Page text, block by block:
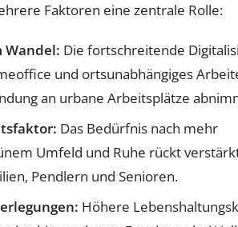
Faktoren eine zentrale Rolle:
Die fortschreitende
und ortsunabhängiges
an urbane Arbeitsplätze
Das Bedürfnis nach mehr
Umfeld und Ruhe rückt
Pendlern und Senioren.
Höhere